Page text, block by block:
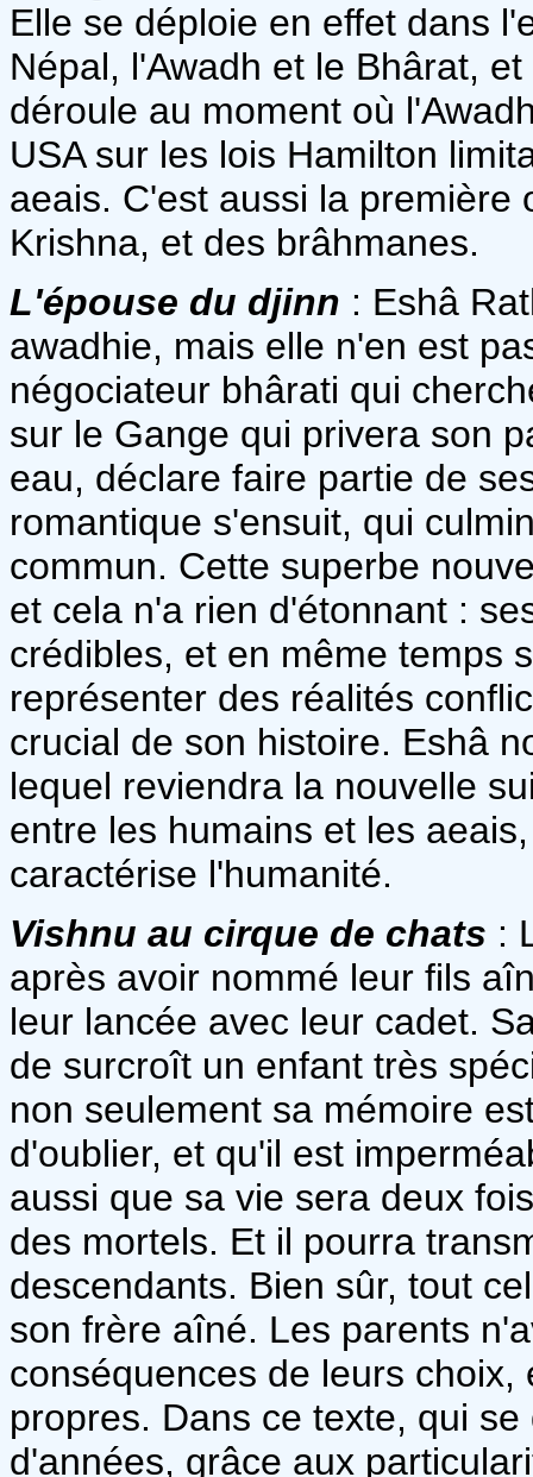
Elle se déploie en effet dans
Népal, l'Awadh et le Bhârat,
déroule au moment où
USA sur les lois Hamilton
aeais. C'est aussi la première
Krishna, et des brâhmanes.
L'épouse du djinn : Eshâ
awadhie, mais elle n'en est
négociateur bhârati qui
sur le Gange qui privera son
eau, déclare faire partie de
romantique s'ensuit, qui
commun. Cette superbe
et cela n'a rien d'étonnant :
crédibles, et en même temps
représenter des réalités
crucial de son histoire. Eshâ
lequel reviendra la nouvelle
entre les humains et les
caractérise l'humanité.
Vishnu au cirque de chats :
après avoir nommé leur fils
leur lancée avec leur cadet.
de surcroît un enfant très
non seulement sa mémoire
d'oublier, et qu'il est
aussi que sa vie sera deux
des mortels. Et il pourra
descendants. Bien sûr, tout
son frère aîné. Les parents
conséquences de leurs
propres. Dans ce texte, qui
d'années, grâce aux